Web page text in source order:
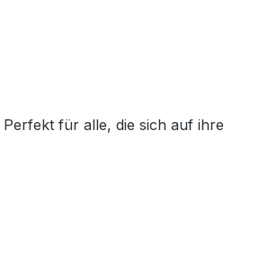
für alle, die sich auf ihre